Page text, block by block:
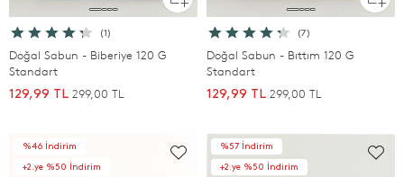
(1)
Doğal Sabun - Biberiye 120 G
Standart
129,99 TL 299,00 TL
(7)
Doğal Sabun - Bıttım 120 G
Standart
129,99 TL 299,00 TL
%46 İndirim
+2.ye %50 İndirim
%57 İndirim
+2.ye %50 İndirim